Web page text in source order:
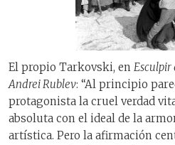
El propio Tarkovski, en Esculpir
Andrei Rublev: “Al principio
protagonista la cruel verdad
absoluta con el ideal de la
artística. Pero la afirmación